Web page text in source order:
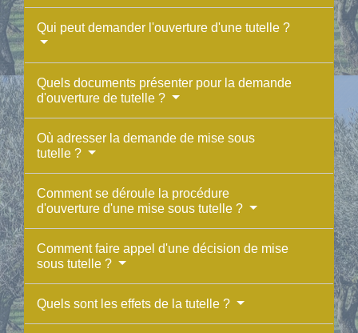
Qui peut demander l'ouverture d'une tutelle ?
Quels documents présenter pour la demande
d'ouverture de tutelle ?
Où adresser la demande de mise sous
tutelle ?
Comment se déroule la procédure
d'ouverture d'une mise sous tutelle ?
Comment faire appel d'une décision de mise
sous tutelle ?
Quels sont les effets de la tutelle ?